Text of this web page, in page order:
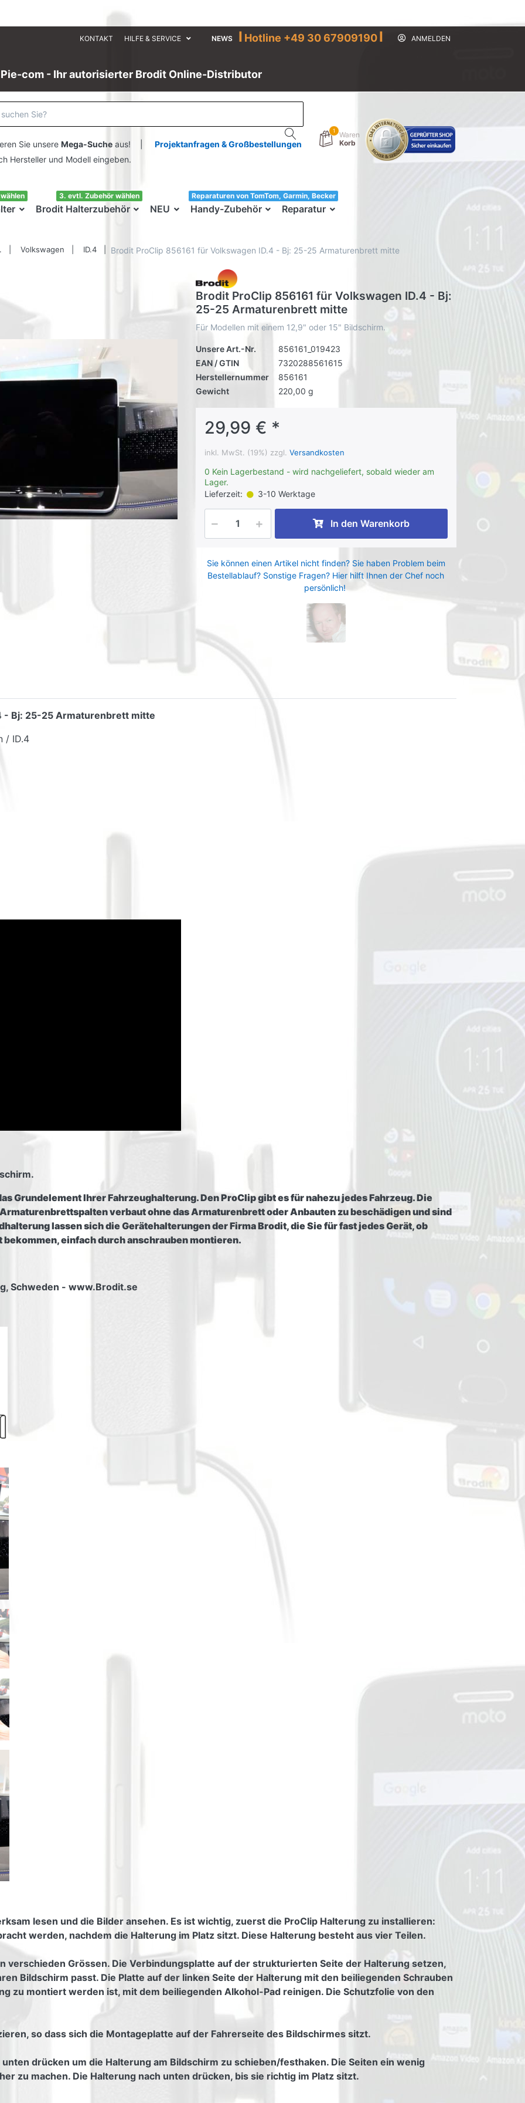
KONTAKT HILFE & SERVICE NEWS I Hotline +49 30 67909190I ANMELDEN
Pie-com - Ihr autorisierter Brodit Online-Distributor
Sie unsere Mega-Sucheaus! | Projektanfragen & Großbestellungen
und Modell eingeben.
1
Waren
Korb
Brodit Halterzubehör
3. evtl. Zubehör wählen
NEU Handy-Zubehör
33!
Reparatur
Reparaturen von TomTom, Garmin, Becker
Volkswagen ID.4 Brodit ProClip 856161 für Volkswagen ID.4 - Bj: 25-25 Armaturenbrett mitte
Brodit ProClip 856161 für Volkswagen ID.4 - Bj:
25-25 Armaturenbrett mitte
Für Modellen mit einem 12,9" oder 15" Bildschirm.
Unsere Art.-Nr.
856161_019423
EAN / GTIN
7320288561615
Herstellernummer
856161
Gewicht
220,00 g
29,99 € *
inkl. MwSt. (19%) zzgl. Versandkosten
0 Kein Lagerbestand - wird nachgeliefert, sobald wieder am
Lager.
Lieferzeit:
3-10 Werktage
In den Warenkorb
Sie können einen Artikel nicht finden? Sie haben Problem beim
Bestellablauf? Sonstige Fragen? Hier hilft Ihnen der Chef noch
persönlich!
- Bj: 25-25 Armaturenbrett mitte
/ ID.4
Grundelement Ihrer Fahrzeughalterung. Den ProClip gibt es für nahezu jedes Fahrzeug. Die
verbaut ohne das Armaturenbrett oder Anbauten zu beschädigen und sind
lassen sich die Gerätehalterungen der Firma Brodit, die Sie für fast jedes Gerät, ob
einfach durch anschrauben montieren.
Schweden - www.Brodit.se
lesen und die Bilder ansehen. Es ist wichtig, zuerst die ProClip Halterung zu installieren:
werden, nachdem die Halterung im Platz sitzt. Diese Halterung besteht aus vier Teilen.
verschieden Grössen. Die Verbindungsplatte auf der strukturierten Seite der Halterung setzen,
Bildschirm passt. Die Platte auf der linken Seite der Halterung mit den beiliegenden Schrauben
zu montiert werden ist, mit dem beiliegenden Alkohol-Pad reinigen. Die Schutzfolie von den
so dass sich die Montageplatte auf der Fahrerseite des Bildschirmes sitzt.
drücken um die Halterung am Bildschirm zu schieben/festhaken. Die Seiten ein wenig
zu machen. Die Halterung nach unten drücken, bis sie richtig im Platz sitzt.